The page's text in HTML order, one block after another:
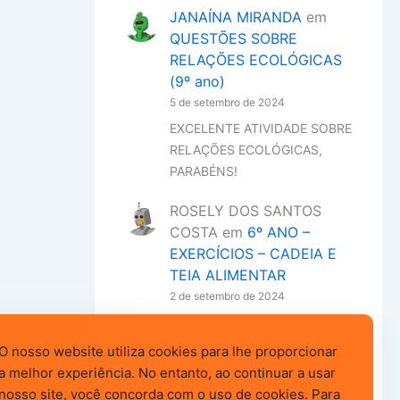
JANAÍNA MIRANDAem
QUESTÕES SOBRE
RELAÇÕES ECOLÓGICAS
(9º ano)
5 de setembro de 2024
EXCELENTE ATIVIDADE SOBRE
RELAÇÕES ECOLÓGICAS,
PARABÉNS!
ROSELY DOS SANTOS
COSTA em 6º ANO –
EXERCÍCIOS – CADEIA E
TEIA ALIMENTAR
2 de setembro de 2024
baixar sem as respostas?
O nosso website utiliza cookies para lhe proporcionar
melhor experiência. No entanto, ao continuar a usar
nosso site, você concorda com o uso de cookies. Para